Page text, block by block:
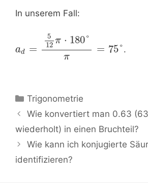
In unserem Fall:
ad =
5
12 π ⋅ 180°
π
= 75°.
Kategorien
Trigonometrie
Beitrags-
Navigation
Wie konvertiert man 0.63
wiederholt) in einen Bruchteil?
Wie kann ich konjugierte
identifizieren?